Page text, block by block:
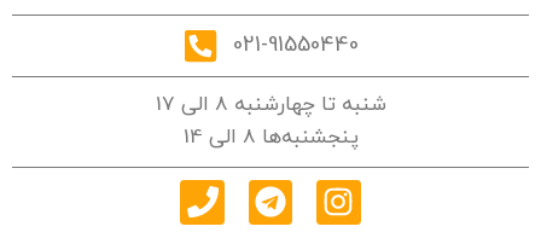
021-91550440
شنبه تا چهارشنبه 8 الی 17
پنجشنبه‌ها 8 الی 14